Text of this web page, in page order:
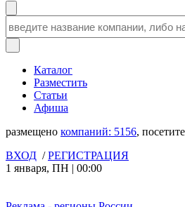
Каталог
Разместить
Статьи
Афиша
размещено компаний: 5156,
ВХОД /РЕГИСТРАЦИЯ
1 января, ПН | 00:00